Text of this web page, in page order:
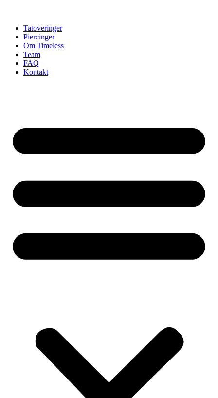
Tatoveringer
Piercinger
Om Timeless
Team
FAQ
Kontakt